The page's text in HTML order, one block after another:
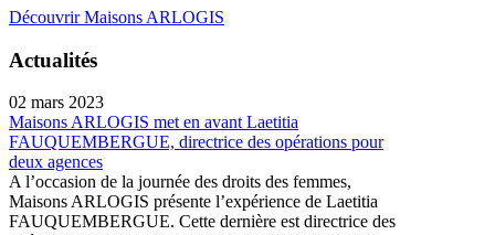
Découvrir Maisons ARLOGIS
Actualités
02 mars 2023
Maisons ARLOGIS met en avant Laetitia
FAUQUEMBERGUE, directrice des opérations pour
deux agences
A l’occasion de la journée des droits des femmes,
Maisons ARLOGIS présente l’expérience de Laetitia
FAUQUEMBERGUE. Cette dernière est directrice des